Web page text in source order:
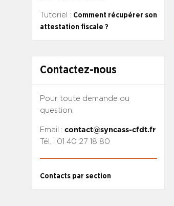
Tutoriel : Comment récupérer son
attestation fiscale ?
Contactez-nous
Pour toute demande ou
question.
Email : contact@syncass-cfdt.fr
Tél. : 01 40 27 18 80
Contacts par section